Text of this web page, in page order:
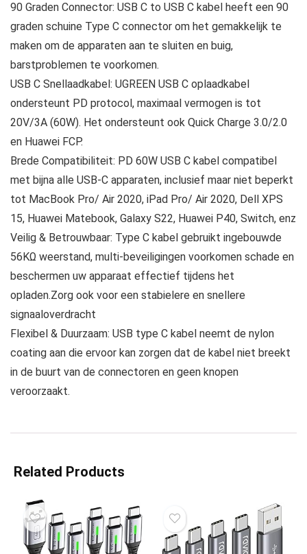
90 Graden Connector: USB C to USB C kabel heeft een 90
graden schuine Type C connector om het gemakkelijk te
maken om de apparaten aan te sluiten en buig,
barstproblemen te voorkomen.
USB C Snellaadkabel: UGREEN USB C oplaadkabel
ondersteunt PD protocol, maximaal vermogen is tot
20V/3A (60W). Het ondersteunt ook Quick Charge 3.0/2.0
en Huawei FCP.
Brede Compatibiliteit: PD 60W USB C kabel compatibel
met bijna alle USB-C apparaten, inclusief maar niet beperkt
tot MacBook Pro/ Air 2020, iPad Pro/ Air 2020, Dell XPS
15, Huawei Matebook, Galaxy S22, Huawei P40, Switch, enz
Veilig & Betrouwbaar: Type C kabel gebruikt ingebouwde
56KΩ weerstand, multi-beveiligingen voorkomen schade en
beschermen uw apparaat effectief tijdens het
opladen.Zorg ook voor een stabielere en snellere
signaaloverdracht
Flexibel & Duurzaam: USB type C kabel neemt de nylon
coating aan die ervoor kan zorgen dat de kabel niet breekt
in de buurt van de connectoren en geen knopen
veroorzaakt.
Related Products